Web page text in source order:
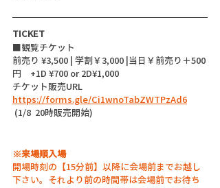
TICKET
■観覧チケット
前売り ¥3,500 | 学割￥3,000 |当日￥前売り＋500
円　+1D ¥700 or 2D¥1,000
チケット販売URL
https://forms.gle/Ci1wnoTabZWTPzAd6
(1/8  20時販売開始)
※来場順入場
開場時刻の【15分前】以降に会場前までお越し
下さい。それより前の時間帯は会場前でお待ち